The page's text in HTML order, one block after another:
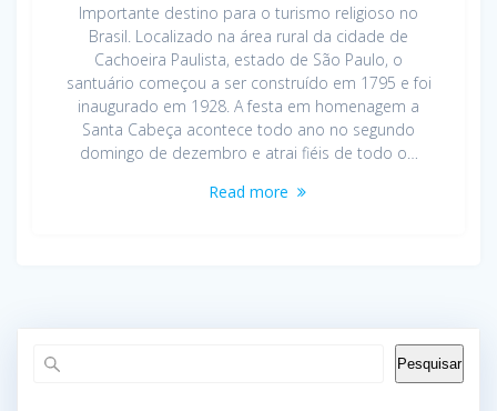
Importante destino para o turismo religioso no
Brasil. Localizado na área rural da cidade de
Cachoeira Paulista, estado de São Paulo, o
santuário começou a ser construído em 1795 e foi
inaugurado em 1928. A festa em homenagem a
Santa Cabeça acontece todo ano no segundo
domingo de dezembro e atrai fiéis de todo o…
Read more
Pesquisar